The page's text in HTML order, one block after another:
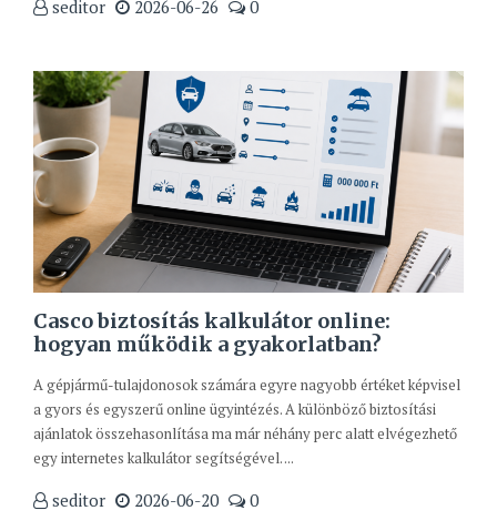
seditor 2026-06-26 0
Casco biztosítás kalkulátor online:
hogyan működik a gyakorlatban?
A gépjármű-tulajdonosok számára egyre nagyobb értéket képvisel
a gyors és egyszerű online ügyintézés. A különböző biztosítási
ajánlatok összehasonlítása ma már néhány perc alatt elvégezhető
egy internetes kalkulátor segítségével. ...
seditor 2026-06-20 0